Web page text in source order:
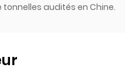
audités en Chine.